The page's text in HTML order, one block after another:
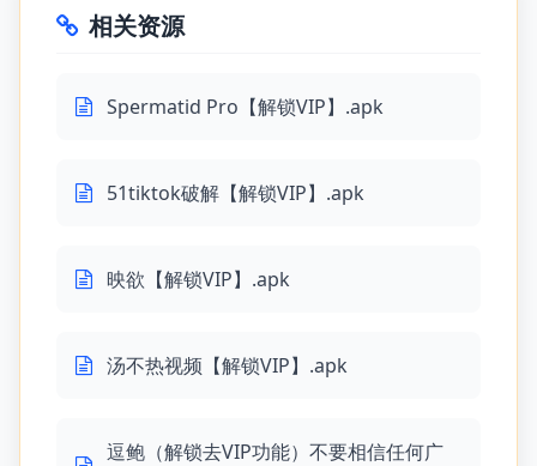
相关资源
Spermatid Pro【解锁VIP】.apk
51tiktok破解【解锁VIP】.apk
映欲【解锁VIP】.apk
汤不热视频【解锁VIP】.apk
逗鲍（解锁去VIP功能）不要相信任何广